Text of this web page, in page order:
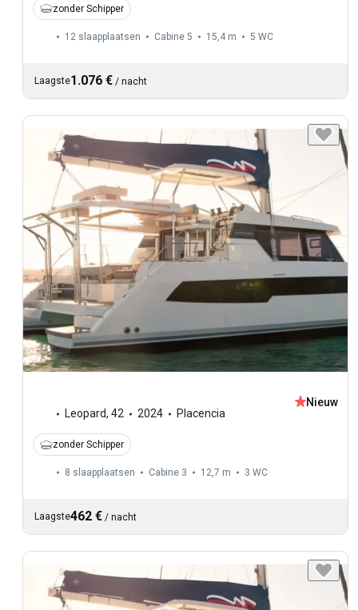
zonder Schipper
12 slaapplaatsen Cabine 5 15,4 m 5 WC
Laagste1.076 € / nacht
Leopard, 42 2024 Placencia
Nieuw
zonder Schipper
8 slaapplaatsen Cabine 3 12,7 m 3 WC
Laagste462 € / nacht